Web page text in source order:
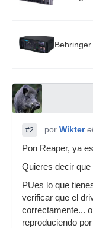
#2 por Wikter
Pon Reaper, ya
Quieres decir
PUes lo que
verificar que el
correctamente...
reproduciendo